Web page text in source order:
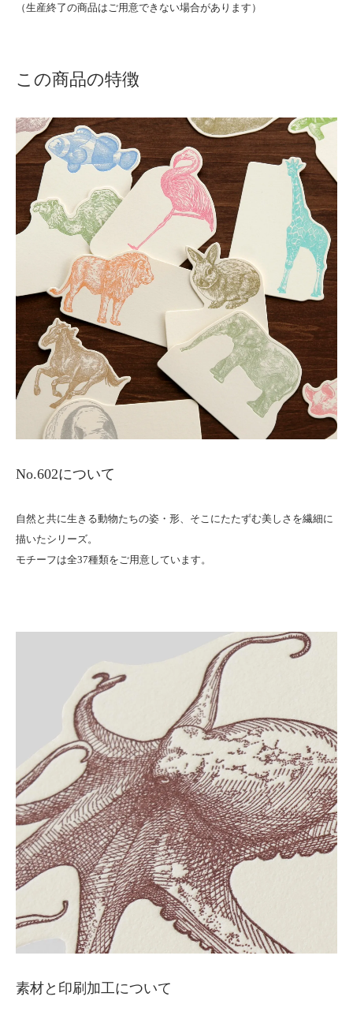
（生産終了の商品はご用意できない場合があります）
この商品の特徴
No.602について
自然と共に生きる動物たちの姿・形、そこにたたずむ美しさを繊細に
描いたシリーズ。
モチーフは全37種類をご用意しています。
素材と印刷加工について